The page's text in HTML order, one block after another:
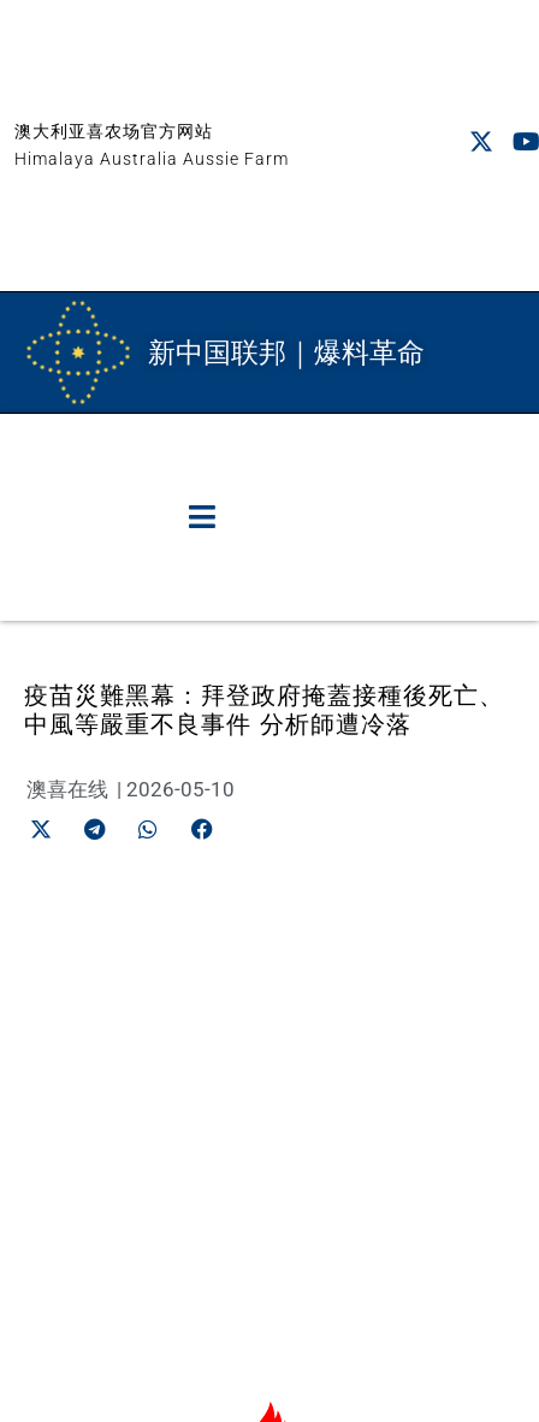
澳大利亚喜农场官方网站
Himalaya Australia Aussie Farm
新中国联邦｜爆料革命
疫苗災難黑幕：拜登政府掩蓋接種後死亡、
中風等嚴重不良事件 分析師遭冷落
澳喜在线 | 2026-05-10